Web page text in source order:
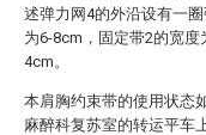
述弹力网4的外沿设有一
为6-8cm，固定带2的宽
4cm。
本肩胸约束带的使用状态
麻醉科复苏室的转运平车